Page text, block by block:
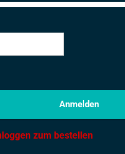
Anmelden
zum bestellen